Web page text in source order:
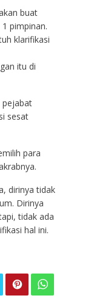
buat
pimpinan.
klarifikasi
itu di
pejabat
sesat
para
dirinya tidak
Dirinya
tidak ada
hal ini.